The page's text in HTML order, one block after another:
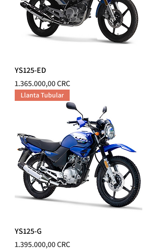
YS125-ED
Precio
1.365.000,00 CRC
Llanta Tubular
YS125-G
Precio
1.395.000,00 CRC